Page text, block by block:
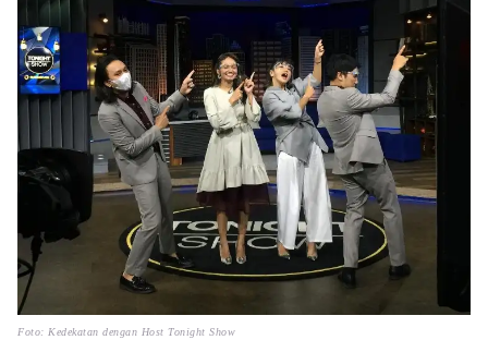
Foto: Kedekatan dengan Host Tonight Show